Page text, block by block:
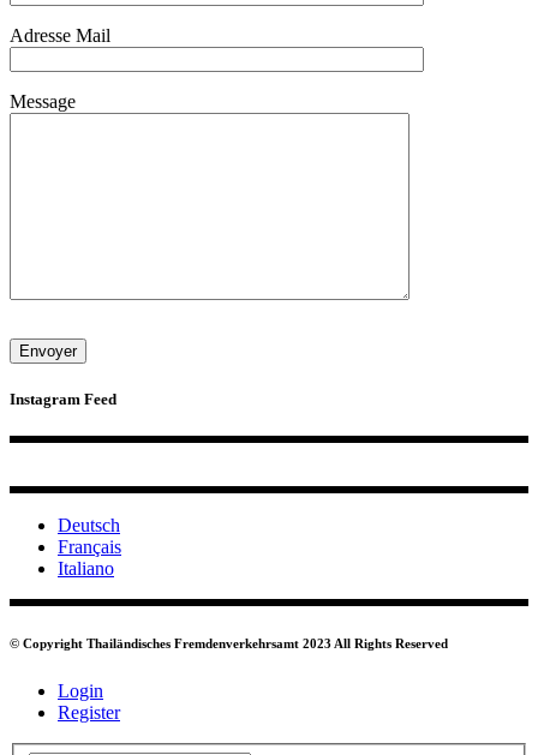
Adresse Mail
Message
Instagram Feed
Deutsch
Français
Italiano
© Copyright Thailändisches Fremdenverkehrsamt 2023 All Rights Reserved
Login
Register